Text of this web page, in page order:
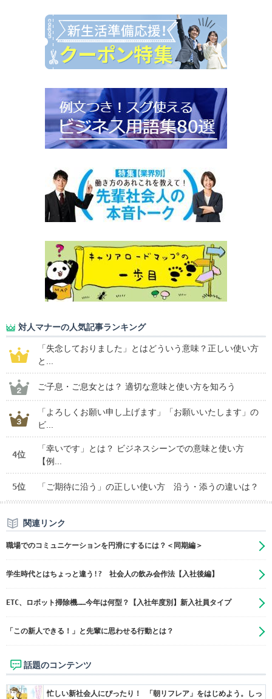
対人マナーの人気記事ランキング
「失念しておりました」とはどういう意味？正しい使い方
と...
ご子息・ご息女とは？ 適切な意味と使い方を知ろう
「よろしくお願い申し上げます」「お願いいたします」の
ビ...
4位
「幸いです」とは？ ビジネスシーンでの意味と使い方
【例...
5位 「ご期待に沿う」の正しい使い方 沿う・添うの違いは？
関連リンク
職場でのコミュニケーションを円滑にするには？＜同期編＞
学生時代とはちょっと違う!? 社会人の飲み会作法【入社後編】
ETC、ロボット掃除機……今年は何型？【入社年度別】新入社員タイプ
「この新人できる！」と先輩に思わせる行動とは？
話題のコンテンツ
忙しい新社会人にぴったり！ 「朝リフレア」をはじめよう。しっ